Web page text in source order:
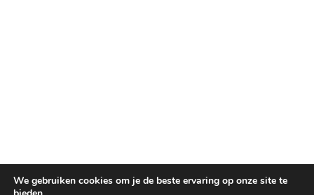
We gebruiken cookies om je de beste ervaring op onze site te